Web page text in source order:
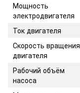
Мощность
электродвигателя
Ток двигателя
Скорость вращения
двигателя
Рабочий объём
насоса